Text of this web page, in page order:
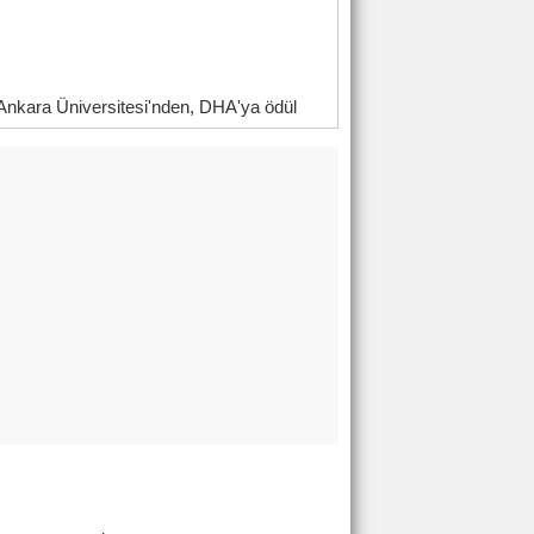
Üniversitesi'nden, DHA'ya ödül